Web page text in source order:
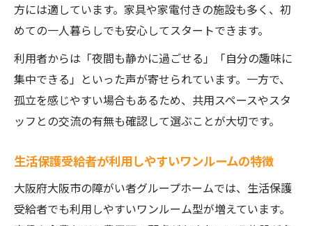
方には適しています。家具や家電付きの施設も多く、初
めての一人暮らしでも安心してスタートできます。
利用者からは「夜間も静かに過ごせる」「自分の趣味に
集中できる」といった声が寄せられています。一方で、
孤立を感じやすい場合もあるため、共用スペースやスタ
ッフとの交流の有無も確認して選ぶことが大切です。
生活保護受給者が利用しやすいワンルームの特徴
大阪府大阪市の障がい者グループホームでは、生活保護
受給者でも利用しやすいワンルーム型が増えています。